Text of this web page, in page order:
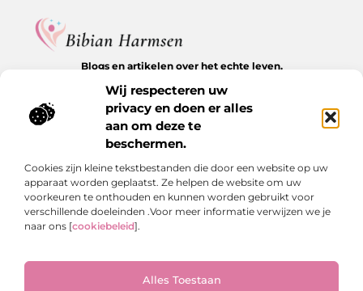
Wij respecteren uw
privacy en doen er alles
aan om deze te
beschermen.
Cookies zijn kleine tekstbestanden die door een website op uw
apparaat worden geplaatst. Ze helpen de website om uw
voorkeuren te onthouden en kunnen worden gebruikt voor
verschillende doeleinden .Voor meer informatie verwijzen we je
naar ons [cookiebeleid].
Alles Toestaan
Blogs en artikelen over het echte leven.
waardevolle inzichten op BibianHarmsen.nl.
Bericht categorie
Onze informatie